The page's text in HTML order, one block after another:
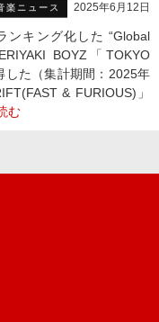
楽ニュース 2025年6月12日
キング化した “Global
BOYZ「TOKYO
した（集計期間：2025年
& FURIOUS)」
む